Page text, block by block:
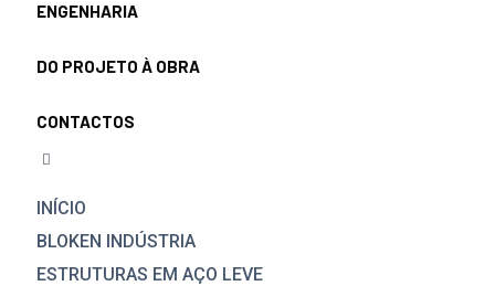
ENGENHARIA
DO PROJETO À OBRA
CONTACTOS
INÍCIO
BLOKEN INDÚSTRIA
ESTRUTURAS EM AÇO LEVE